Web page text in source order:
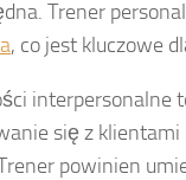
Trener
, co jest kluczowe
interpersonalne
się z
powinien